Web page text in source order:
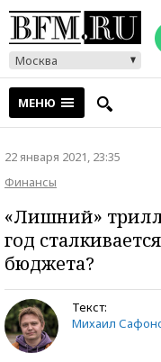
Москва
МЕНЮ
22 января 2021, 23:35
Финансы
«Лишний»
год
бюджета?
Текст:
Михаил